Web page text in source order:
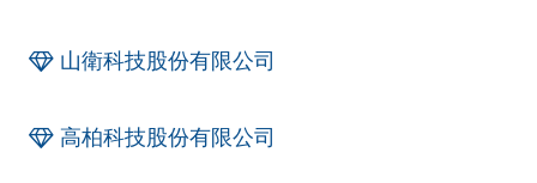
山衛科技股份有限公司
高柏科技股份有限公司